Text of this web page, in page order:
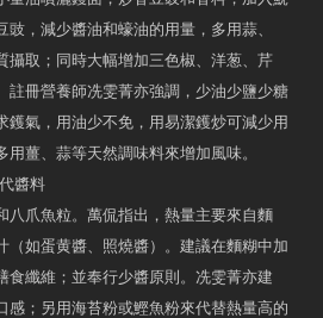
，減少醬油和蠔油的用量，多用蒜、
攝取；同時大幅增加三色椒、洋葱、芹
註冊營養師冼雯菁亦強調，少油少鹽少糖
鑊氣，用油少不免，用易潔鑊炒可減少用
薑、蒜等天然調味料來增加風味。
醬料
八爪魚粒。萬侃指出，熱量主要來自麵
（如蛋黄醬、照燒醬）。建議在麵糊中加
食纖維；並奉行少醬原則。冼雯菁亦建
感；另用海苔粉或鰹魚粉來代替熱量高的